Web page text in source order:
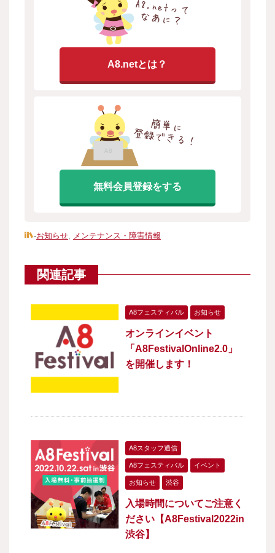
A8.netとは？
無料会員登録をする
-お知らせ, メンテナンス・障害情報
関連記事
A8フェスティバル お知らせ
オンラインイベント
「A8FestivalOnline2.0」
を開催します！
A8スタッフ通信
A8フェスティバル イベント
お知らせ 渋谷
入場時間についてご注意く
ださい【A8Festival2022in
渋谷】